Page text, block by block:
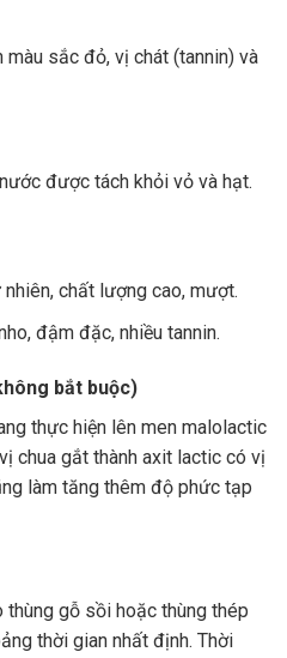
màu sắc đỏ, vị chát (tannin) và
được tách khỏi vỏ và hạt.
chất lượng cao, mượt.
đậm đặc, nhiều tannin.
bắt buộc)
thực hiện lên men malolactic
chua gắt thành axit lactic có vị
làm tăng thêm độ phức tạp
thùng gỗ sồi hoặc thùng thép
thời gian nhất định. Thời